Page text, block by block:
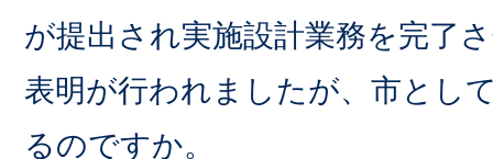
が提出され実施設計業務を完了
表明が行われましたが、市とし
るのですか。